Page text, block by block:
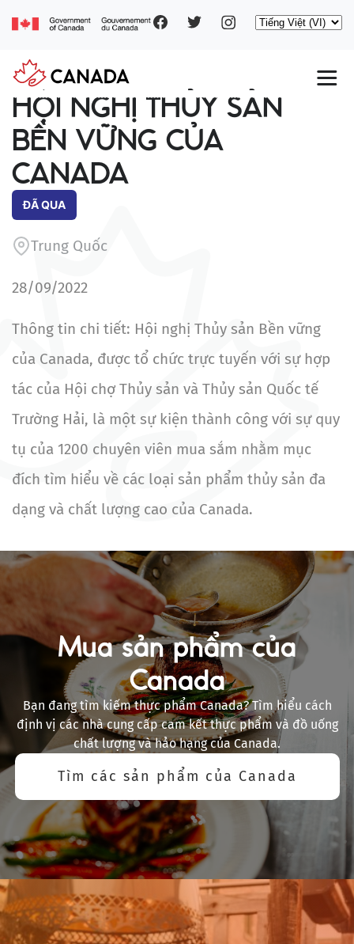
đến
Social
Select
Main
navigation
HỘI NGHỊ THỦY SẢN
BỀN VỮNG CỦA
CANADA
ĐÃ QUA
Trung Quốc
28/09/2022
Thông tin chi tiết: Hội nghị Thủy sản Bền vững
của Canada, được tổ chức trực tuyến với sự hợp
tác của Hội chợ Thủy sản và Thủy sản Quốc tế
Trường Hải, là một sự kiện thành công với sự quy
tụ của 1200 chuyên viên mua sắm nhằm mục
đích tìm hiểu về các loại sản phẩm thủy sản đa
dạng và chất lượng cao của Canada.
Mua sản phẩm của
Canada
Bạn đang tìm kiếm thực phẩm Canada? Tìm hiểu cách
định vị các nhà cung cấp cam kết thực phẩm và đồ uống
chất lượng và hảo hạng của Canada.
Tìm các sản phẩm của Canada